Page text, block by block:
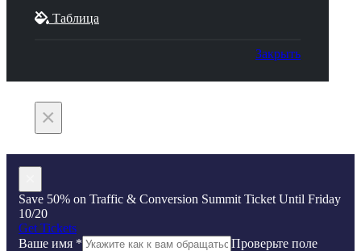
Таблица
Закрыть
×
Save 50% on Traffic & Conversion Summit Ticket Until Friday
10/20
Get Tickets
Ваше имя *
Проверьте поле